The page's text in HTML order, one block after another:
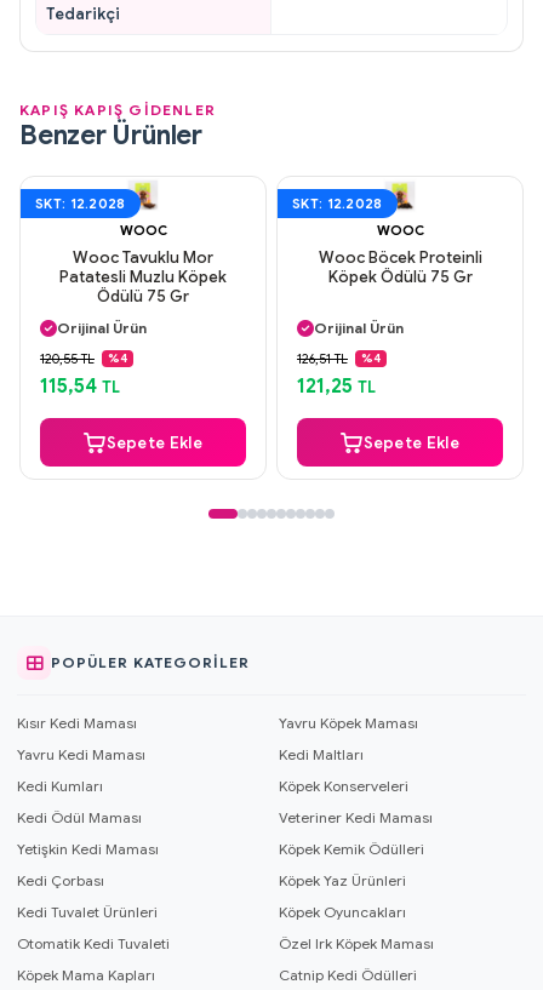
Tedarikçi
KAPIŞ KAPIŞ GİDENLER
Benzer Ürünler
SKT: 12.2028
WOOC
Wooc Tavuklu Mor
Patatesli Muzlu Köpek
Ödülü 75 Gr
Aynı Gün Kargo
Orijinal Ürün
Güvenli Ödeme
Aynı Gün Kargo
120,55 TL %4
115,54 TL
Sepete Ekle
SKT: 12.2028
WOOC
Wooc Böcek Proteinli
Köpek Ödülü 75 Gr
Orijinal Ürün
Güvenli Ödeme
Aynı Gün Kargo
126,51 TL %4
121,25 TL
Sepete Ekle
POPÜLER KATEGORILER
Kısır Kedi Maması
Yavru Köpek Maması
Yavru Kedi Maması
Kedi Maltları
Kedi Kumları
Köpek Konserveleri
Kedi Ödül Maması
Veteriner Kedi Maması
Yetişkin Kedi Maması
Köpek Kemik Ödülleri
Kedi Çorbası
Köpek Yaz Ürünleri
Kedi Tuvalet Ürünleri
Köpek Oyuncakları
Otomatik Kedi Tuvaleti
Özel Irk Köpek Maması
Köpek Mama Kapları
Catnip Kedi Ödülleri